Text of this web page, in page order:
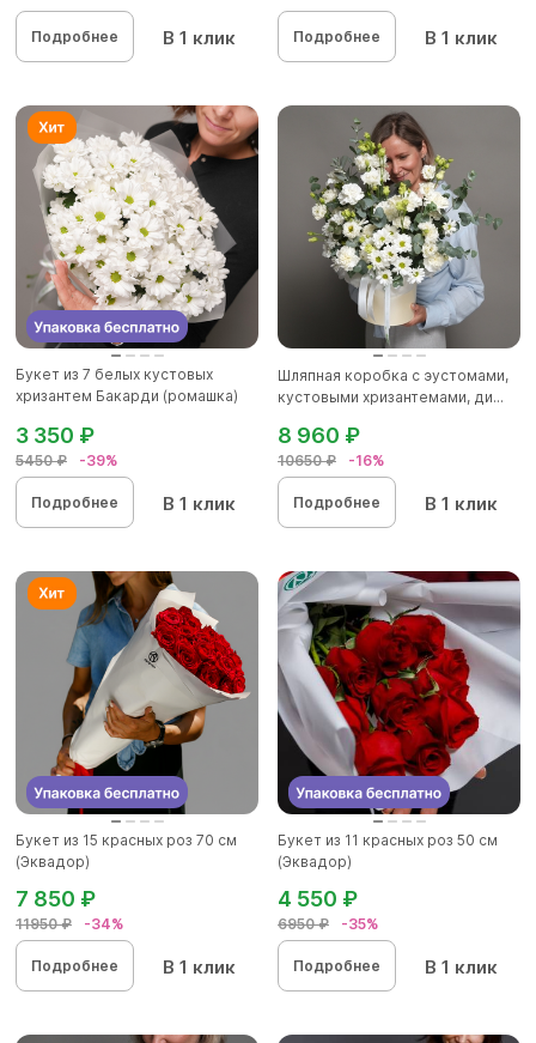
Подробнее В 1 клик Подробнее В 1 клик
Букет из 7 белых кустовых
хризантем Бакарди (ромашка)
5450 ₽ -39%
3 350 ₽
Подробнее В 1 клик
Шляпная коробка с эустомами,
кустовыми хризантемами, ди...
10650 ₽ -16%
8 960 ₽
Подробнее В 1 клик
Букет из 15 красных роз 70 см
(Эквадор)
11950 ₽ -34%
7 850 ₽
Подробнее В 1 клик
Букет из 11 красных роз 50 см
(Эквадор)
6950 ₽ -35%
4 550 ₽
Подробнее В 1 клик